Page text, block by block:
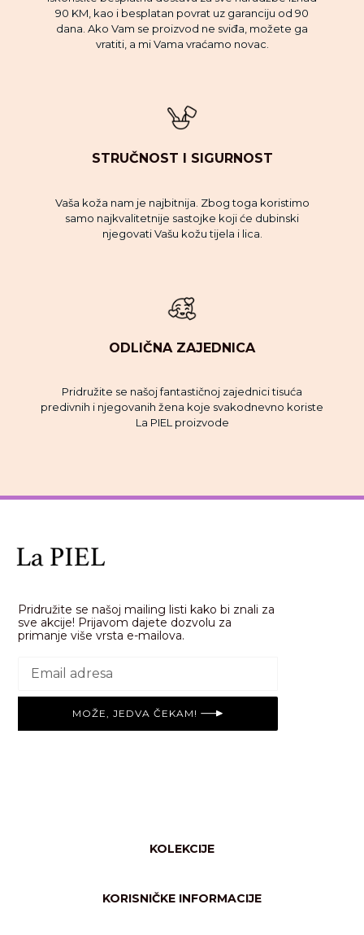
90 KM, kao i besplatan povrat uz garanciju od 90
dana. Ako Vam se proizvod ne sviđa, možete ga
vratiti, a mi Vama vraćamo novac.
STRUČNOST I SIGURNOST
Vaša koža nam je najbitnija. Zbog toga koristimo
samo najkvalitetnije sastojke koji će dubinski
njegovati Vašu kožu tijela i lica.
ODLIČNA ZAJEDNICA
Pridružite se našoj fantastičnoj zajednici tisuća
predivnih i njegovanih žena koje svakodnevno koriste
La PIEL proizvode
Pridružite se našoj mailing listi kako bi znali za
sve akcije! Prijavom dajete dozvolu za
primanje više vrsta e-mailova.
MOŽE, JEDVA ČEKAM!
KOLEKCIJE
Njega tijela
KORISNIČKE INFORMACIJE